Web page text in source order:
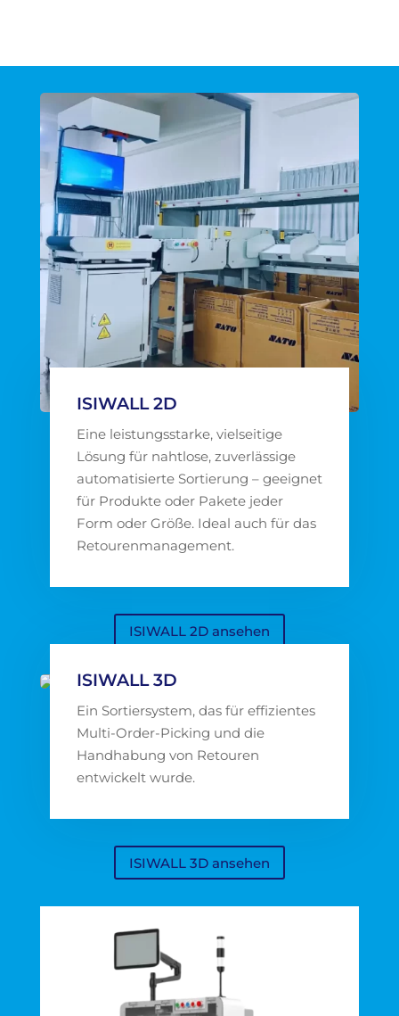
ISIWALL 2D
Eine leistungsstarke, vielseitige
Lösung für nahtlose, zuverlässige
automatisierte Sortierung – geeignet
für Produkte oder Pakete jeder
Form oder Größe. Ideal auch für das
Retourenmanagement.
ISIWALL 2D ansehen
ISIWALL 3D
Ein Sortiersystem, das für effizientes
Multi-Order-Picking und die
Handhabung von Retouren
entwickelt wurde.
ISIWALL 3D ansehen